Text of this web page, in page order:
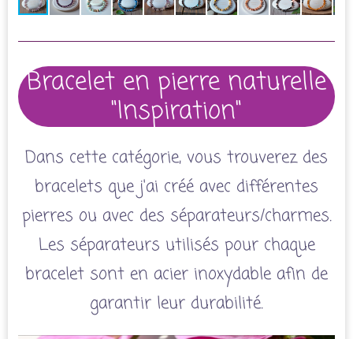
Bracelet en pierre naturelle
"Inspiration"
Dans cette catégorie, vous trouverez des
bracelets que j'ai créé avec différentes
pierres ou avec des séparateurs/charmes.
Les séparateurs utilisés pour chaque
bracelet sont en acier inoxydable afin de
garantir leur durabilité.